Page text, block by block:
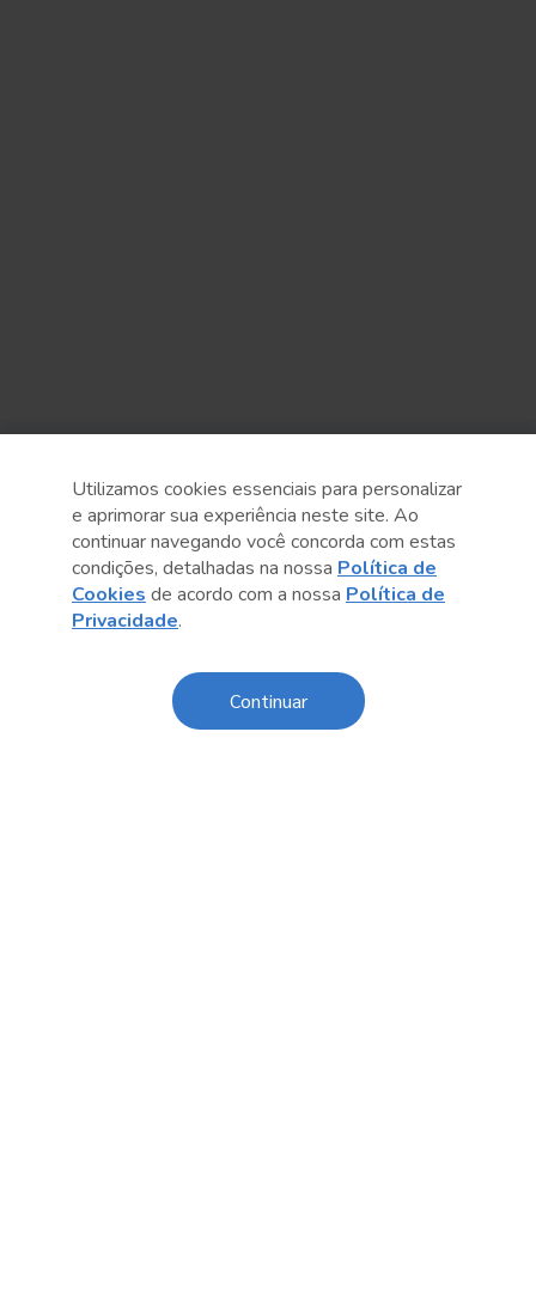
Sobre o Sesc
Central de Relacionamento
Transparência
Código de Conduta e Ética
Política de Privacidade
Utilizamos cookies essenciais para personalizar
e aprimorar sua experiência neste site. Ao
continuar navegando você concorda com estas
condições, detalhadas na nossa Política de
Cookies de acordo com a nossa Política de
Privacidade.
Continuar